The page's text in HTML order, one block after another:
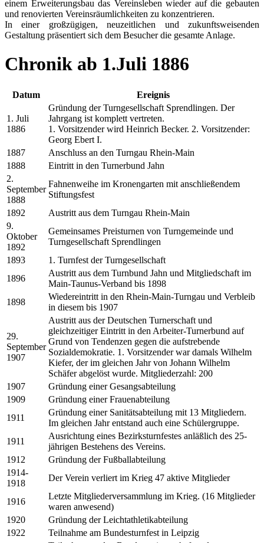
einem Erweiterungsbau das Vereinsleben wieder auf die gebauten
und renovierten Vereinsräumlichkeiten zu konzentrieren.
In einer großzügigen, neuzeitlichen und zukunftsweisenden
Gestaltung präsentiert sich dem Besucher die gesamte Anlage.
Chronik ab 1.Juli 1886
Datum Ereignis
1. Juli
1886
Gründung der Turngesellschaft Sprendlingen. Der
Jahrgang ist komplett vertreten.
1. Vorsitzender wird Heinrich Becker. 2. Vorsitzender:
Georg Ebert I.
1887
Anschluss an den Turngau Rhein-Main
1888
Eintritt in den Turnerbund Jahn
2.
September
1888
Fahnenweihe im Kronengarten mit anschließendem
Stiftungsfest
1892
Austritt aus dem Turngau Rhein-Main
9.
Oktober
1892
Gemeinsames Preisturnen von Turngemeinde und
Turngesellschaft Sprendlingen
1893
1. Turnfest der Turngesellschaft
1896
Austritt aus dem Turnbund Jahn und Mitgliedschaft im
Main-Taunus-Verband bis 1898
1898
Wiedereintritt in den Rhein-Main-Turngau und Verbleib
in diesem bis 1907
29.
September
1907
Austritt aus der Deutschen Turnerschaft und
gleichzeitiger Eintritt in den Arbeiter-Turnerbund auf
Grund von Tendenzen gegen die aufstrebende
Sozialdemokratie. 1. Vorsitzender war damals Wilhelm
Kiefer, der im gleichen Jahr von Johann Wilhelm
Schäfer abgelöst wurde. Mitgliederzahl: 200
1907
Gründung einer Gesangsabteilung
1909
Gründung einer Frauenabteilung
1911
Gründung einer Sanitätsabteilung mit 13 Mitgliedern.
Im gleichen Jahr entstand auch eine Schülergruppe.
1911
Ausrichtung eines Bezirksturnfestes anläßlich des 25-
jährigen Bestehens des Vereins.
1912
Gründung der Fußballabteilung
1914-
1918
Der Verein verliert im Krieg 47 aktive Mitglieder
1916
Letzte Mitgliederversammlung im Krieg. (16 Mitglieder
waren anwesend)
1920
Gründung der Leichtathletikabteilung
1922
Teilnahme am Bundesturnfest in Leipzig